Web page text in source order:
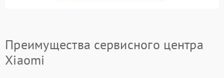
Преимущества сервисного центра
Xiaomi